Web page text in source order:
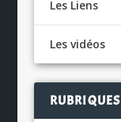
Les Liens
Les vidéos
RUBRIQUES